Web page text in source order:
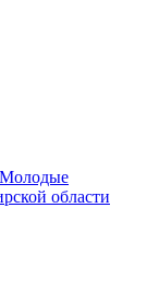
Молодые
области